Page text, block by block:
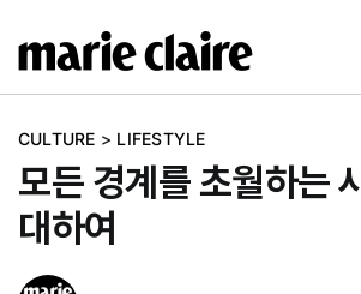
텐
건CULTURE > LIFESTYLE
모든 경계를 초월하는
대하여